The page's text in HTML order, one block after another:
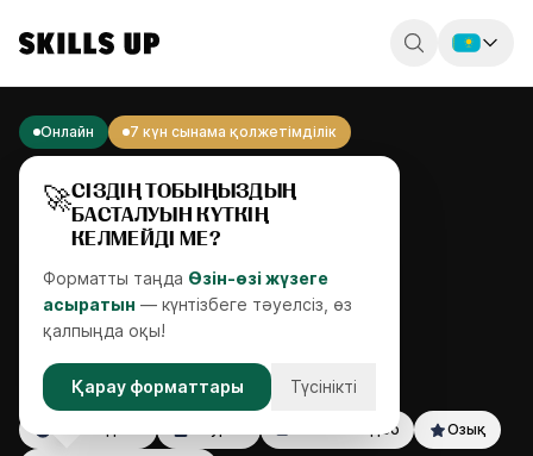
Беларусь
Онлайн 7 күн сынама қолжетімділік
АДАМНЫҢ ҚЫЛҚАЛАРI
5 часов видео Озық
🚀СІЗДІҢ ТОБЫҢЫЗДЫҢ
БАСТАЛУЫН КҮТКІҢ
КЕЛМЕЙДІ МЕ?
Форматты таңда Өзін-өзі жүзеге
асыратын — күнтізбеге тәуелсіз, өз
қалпыңда оқы!
Қарау форматтары Түсінікті